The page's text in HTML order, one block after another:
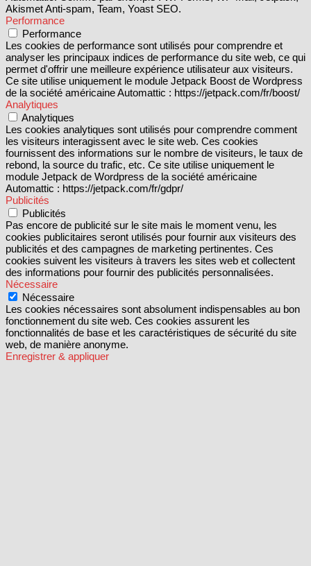
Akismet Anti-spam, Team, Yoast SEO.
Performance
Performance
Les cookies de performance sont utilisés pour comprendre et
analyser les principaux indices de performance du site web, ce qui
permet d'offrir une meilleure expérience utilisateur aux visiteurs.
Ce site utilise uniquement le module Jetpack Boost de Wordpress
de la société américaine Automattic : https://jetpack.com/fr/boost/
Analytiques
Analytiques
Les cookies analytiques sont utilisés pour comprendre comment
les visiteurs interagissent avec le site web. Ces cookies
fournissent des informations sur le nombre de visiteurs, le taux de
rebond, la source du trafic, etc. Ce site utilise uniquement le
module Jetpack de Wordpress de la société américaine
Automattic : https://jetpack.com/fr/gdpr/
Publicités
Publicités
Pas encore de publicité sur le site mais le moment venu, les
cookies publicitaires seront utilisés pour fournir aux visiteurs des
publicités et des campagnes de marketing pertinentes. Ces
cookies suivent les visiteurs à travers les sites web et collectent
des informations pour fournir des publicités personnalisées.
Nécessaire
Nécessaire
Les cookies nécessaires sont absolument indispensables au bon
fonctionnement du site web. Ces cookies assurent les
fonctionnalités de base et les caractéristiques de sécurité du site
web, de manière anonyme.
Enregistrer & appliquer